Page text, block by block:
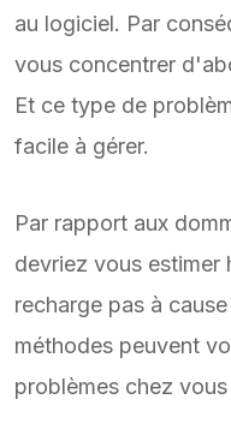
au logiciel. Par
vous concentrer
Et ce type de
facile à gérer.
Par rapport aux
devriez vous estimer
recharge pas à
méthodes peuvent
problèmes chez